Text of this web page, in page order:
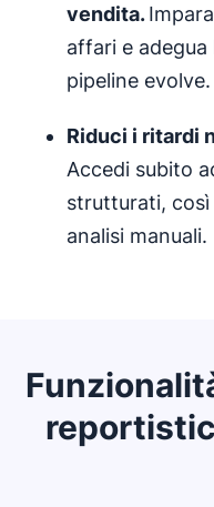
vendita.
affari e
pipeline evolve.
Riduci i ritardi
Accedi subito
strutturati, così
analisi manuali.